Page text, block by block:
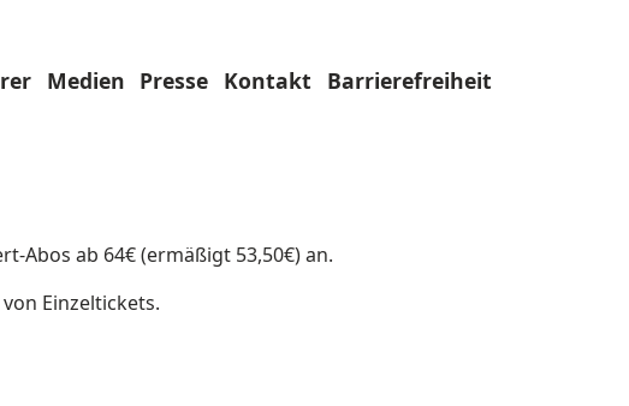
Medien Presse Kontakt Barrierefreiheit
Abos ab 64€ (ermäßigt 53,50€) an.
Einzeltickets.